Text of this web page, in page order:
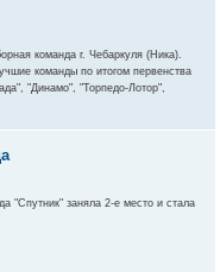
команда г. Чебаркуля (Ника).
команды по итогом первенства
"Динамо", "Торпедо-Лотор",
"Спутник" заняла 2-е место и стала